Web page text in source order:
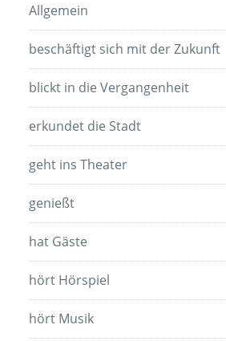
Allgemein
beschäftigt sich mit der Zukunft
blickt in die Vergangenheit
erkundet die Stadt
geht ins Theater
genießt
hat Gäste
hört Hörspiel
hört Musik